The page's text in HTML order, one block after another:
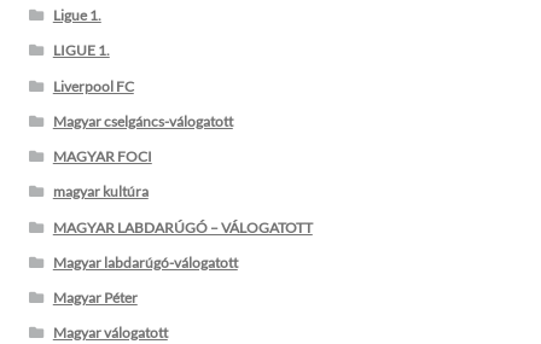
Ligue 1.
LIGUE 1.
Liverpool FC
Magyar cselgáncs-válogatott
MAGYAR FOCI
magyar kultúra
MAGYAR LABDARÚGÓ – VÁLOGATOTT
Magyar labdarúgó-válogatott
Magyar Péter
Magyar válogatott